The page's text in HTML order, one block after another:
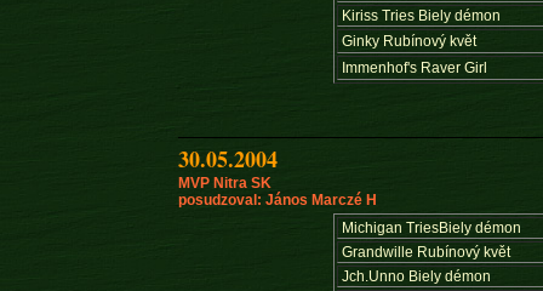
Kiriss Tries Biely démon
Ginky Rubínový květ
Immenhof's Raver Girl
30.05.2004
MVP Nitra SK
posudzoval: János Marczé H
Michigan TriesBiely démon
Grandwille Rubínový květ
Jch.Unno Biely démon